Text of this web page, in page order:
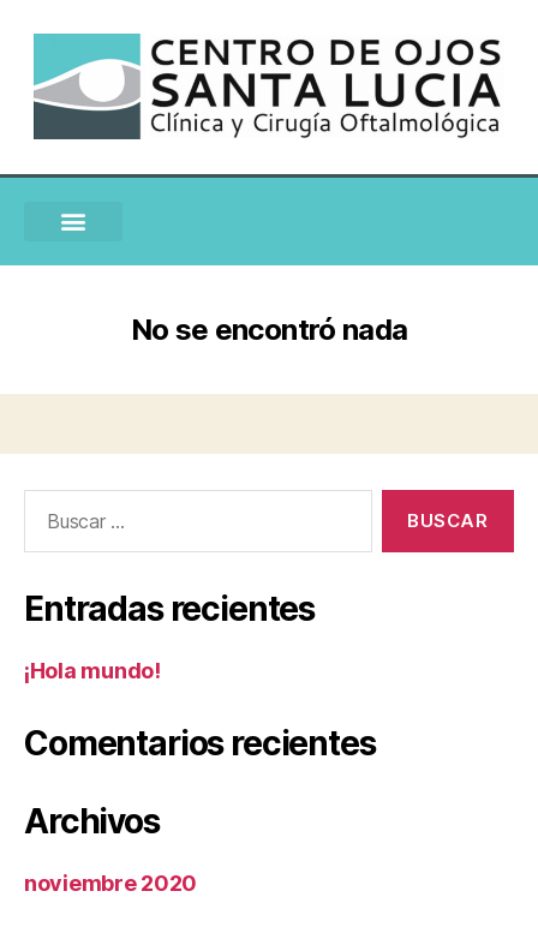
No se encontró nada
Entradas recientes
¡Hola mundo!
Comentarios recientes
Archivos
noviembre 2020